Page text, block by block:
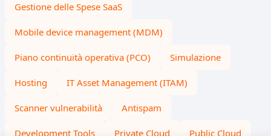
Gestione delle Spese SaaS
Mobile device management (MDM)
Piano continuità operativa (PCO) Simulazione
Hosting IT Asset Management (ITAM)
Scanner vulnerabilità Antispam
Development Tools Private Cloud Public Cloud